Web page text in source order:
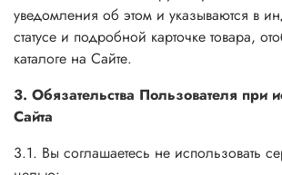
уведомления об этом и указываются в
статусе и подробной карточке товара,
каталоге на Сайте.
3. Обязательства Пользователя при
Сайта
3.1. Вы соглашаетесь не использовать